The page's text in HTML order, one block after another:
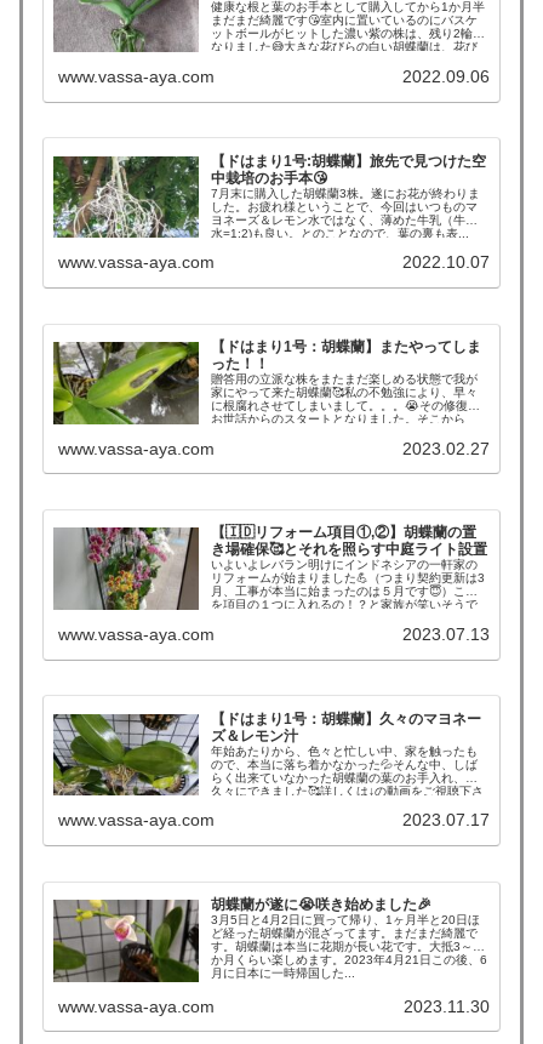
健康な根と葉のお手本として購入してから1か月半
まだまだ綺麗です😘室内に置いているのにバスケ
ットボールがヒットした濃い紫の株は、残り2輪と
なりました😅大きな花びらの白い胡蝶蘭は、花び
www.vassa-aya.com 2022.09.06
【ドはまり1号:胡蝶蘭】旅先で見つけた空
中栽培のお手本😘
7月末に購入した胡蝶蘭3株。遂にお花が終わりま
した。お疲れ様ということで、今回はいつものマ
ヨネーズ＆レモン水ではなく、薄めた牛乳（牛乳:
水=1:2)も良い。とのことなので、葉の裏も表...
www.vassa-aya.com 2022.10.07
【ドはまり1号：胡蝶蘭】またやってしま
った！！
贈答用の立派な株をまたまだ楽しめる状態で我が
家にやって来た胡蝶蘭🥰私の不勉強により、早々
に根腐れさせてしまいまして。。。😭その修復の
お世話からのスタートとなりました。そこから
www.vassa-aya.com 2023.02.27
【🇮🇩リフォーム項目①,②】胡蝶蘭の置
き場確保🥰とそれを照らす中庭ライト設置
いよいよレバラン明けにインドネシアの一軒家の
リフォームが始まりました💪（つまり契約更新は3
月、工事が本当に始まったのは５月です😇）これ
を項目の１つに入れるの！？と家族が笑いそうで
www.vassa-aya.com 2023.07.13
【ドはまり1号：胡蝶蘭】久々のマヨネー
ズ＆レモン汁
年始あたりから、色々と忙しい中、家を触ったも
ので、本当に落ち着かなかった💦そんな中、しば
らく出来ていなかった胡蝶蘭の葉のお手入れ、
久々にできました🥰詳しくは↓の動画をご視聴下さ
www.vassa-aya.com 2023.07.17
胡蝶蘭が遂に😭咲き始めました🎉
3月5日と4月2日に買って帰り、1ヶ月半と20日ほ
ど経った胡蝶蘭が混ざってます。まだまだ綺麗で
す。胡蝶蘭は本当に花期が長い花です。大抵3～４
か月くらい楽しめます。2023年4月21日この後、6
月に日本に一時帰国した...
www.vassa-aya.com 2023.11.30